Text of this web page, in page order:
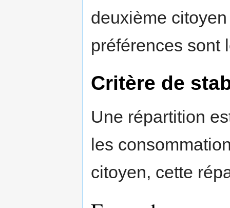
deuxième
préférences
Critère de
Une répartition
les
citoyen, cette